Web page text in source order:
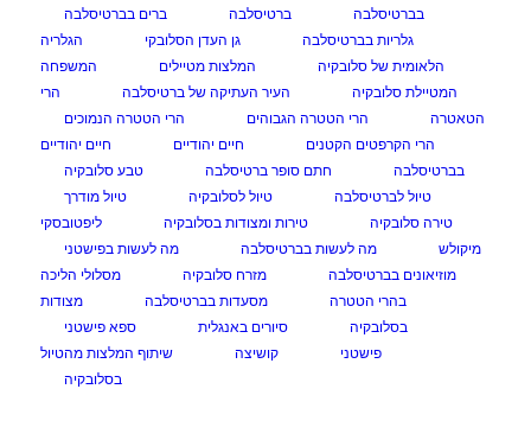
בברטיסלבה
ברטיסלבה
ברים בברטיסלבה
גלריות בברטיסלבה
גן העדן הסלובקי
הגלריה
הלאומית של סלובקיה
המלצות מטיילים
המשפחה
המטיילת סלובקיה
העיר העתיקה של ברטיסלבה
הרי
הטאטרה
הרי הטטרה הגבוהים
הרי הטטרה הנמוכים
הרי הקרפטים הקטנים
חיים יהודיים
חיים יהודיים
בברטיסלבה
חתם סופר ברטיסלבה
טבע סלובקיה
טיול לברטיסלבה
טיול לסלובקיה
טיול מודרך
טירה סלובקיה
טירות ומצודות בסלובקיה
ליפטובסקי
מיקולש
מה לעשות בברטיסלבה
מה לעשות בפישטני
מוזיאונים בברטיסלבה
מזרח סלובקיה
מסלולי הליכה
בהרי הטטרה
מסעדות בברטיסלבה
מצודות
בסלובקיה
סיורים באנגלית
ספא פישטני
פישטני
קושיצה
שיתוף המלצות מהטיול
בסלובקיה